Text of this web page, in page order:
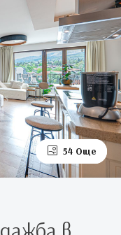
50 Още
54 Още